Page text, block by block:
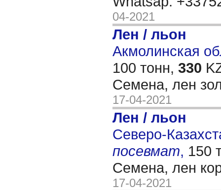
04-2021
Лен / льон
Акмолинская
100 тонн, 330
Семена, лен
17-04-2021
Лен / льон
Северо-
посевмат, 150
Семена, лен
17-04-2021